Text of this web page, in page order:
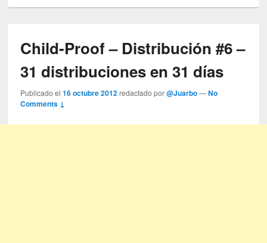
Child-Proof – Distribución #6 –
31 distribuciones en 31 días
Publicado el16 octubre 2012 redactado por@Juarbo —No
Comments ↓